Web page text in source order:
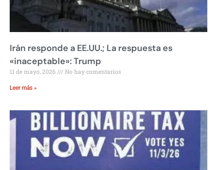
Irán responde a EE.UU.; La respuesta es
«inaceptable»: Trump
11 de mayo, 2026 No hay comentarios
Leer más »